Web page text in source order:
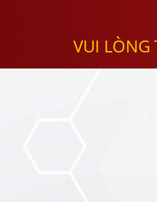
VUI LÒNG